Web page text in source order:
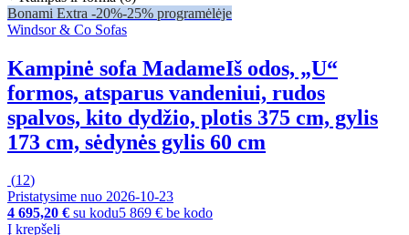
Bonami Extra -20%-25% programėlėje
Windsor & Co Sofas
Kampinė sofa MadameIš odos, „U“
formos, atsparus vandeniui, rudos
spalvos, kito dydžio, plotis 375 cm, gylis
173 cm, sėdynės gylis 60 cm
(12)
Pristatysime nuo 2026‑10‑23
4 695,20 € su kodu5 869 € be kodo
Į krepšelį